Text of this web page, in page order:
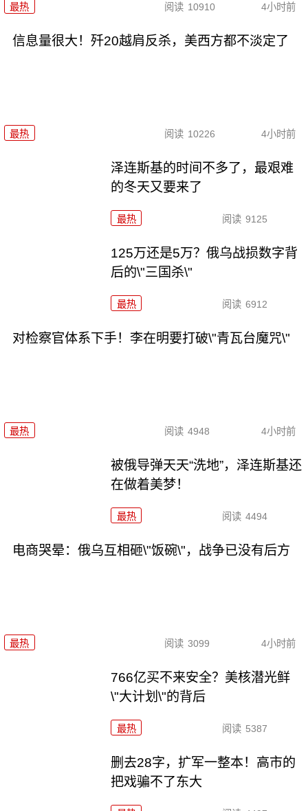
最热 阅读 10910 4小时前
信息量很大！歼20越肩反杀，美西方都不淡定了
最热 阅读 10226 4小时前
泽连斯基的时间不多了，最艰难
的冬天又要来了
最热 阅读 9125
125万还是5万？俄乌战损数字背
后的\"三国杀\"
最热 阅读 6912
对检察官体系下手！李在明要打破\"青瓦台魔咒\"
最热 阅读 4948 4小时前
被俄导弹天天“洗地”，泽连斯基还
在做着美梦！
最热 阅读 4494
电商哭晕：俄乌互相砸\"饭碗\"，战争已没有后方
最热 阅读 3099 4小时前
766亿买不来安全？美核潜光鲜
\"大计划\"的背后
最热 阅读 5387
删去28字，扩军一整本！高市的
把戏骗不了东大